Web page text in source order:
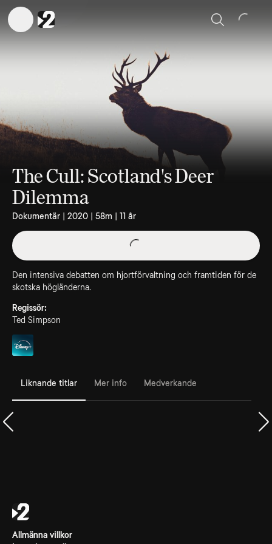
Sök
The Cull: Scotland's Deer
Dilemma
Dokumentär | 2020 | 58m | 11 år
Den intensiva debatten om hjortförvaltning och framtiden för de
skotska högländerna.
Regissör:
Ted Simpson
Liknande titlar Mer info Medverkande
Allmänna villkor